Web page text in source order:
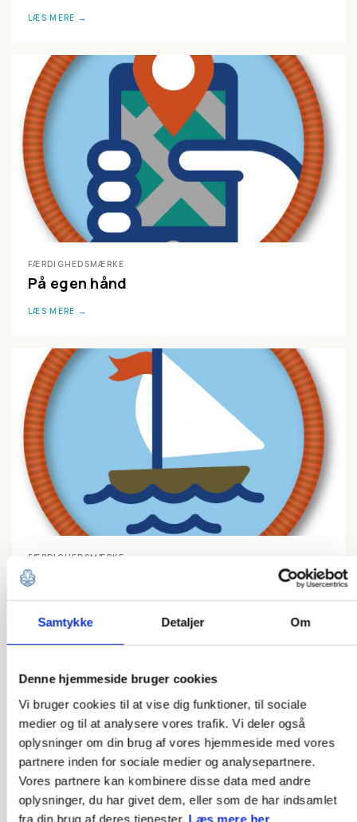
Samtykke Detaljer Om
Denne hjemmeside bruger cookies
Vi bruger cookies til at vise dig funktioner, til sociale
medier og til at analysere vores trafik. Vi deler også
oplysninger om din brug af vores hjemmeside med vores
partnere inden for sociale medier og analysepartnere.
Vores partnere kan kombinere disse data med andre
oplysninger, du har givet dem, eller som de har indsamlet
fra din brug af deres tjenester. Læs mere her
LÆS MERE
FÆRDIGHEDSMÆRKE
På egen hånd
LÆS MERE
FÆRDIGHEDSMÆRKE
Småbådssejler
LÆS MERE